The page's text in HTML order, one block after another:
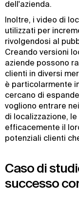
dell'azienda.
Inoltre, i video di
utilizzati per
rivolgendosi al
Creando versioni
aziende possono
clienti in diversi
è particolarmente
cercano di
vogliono entrare
di localizzazione,
efficacemente il
potenziali clienti
Caso di
successo